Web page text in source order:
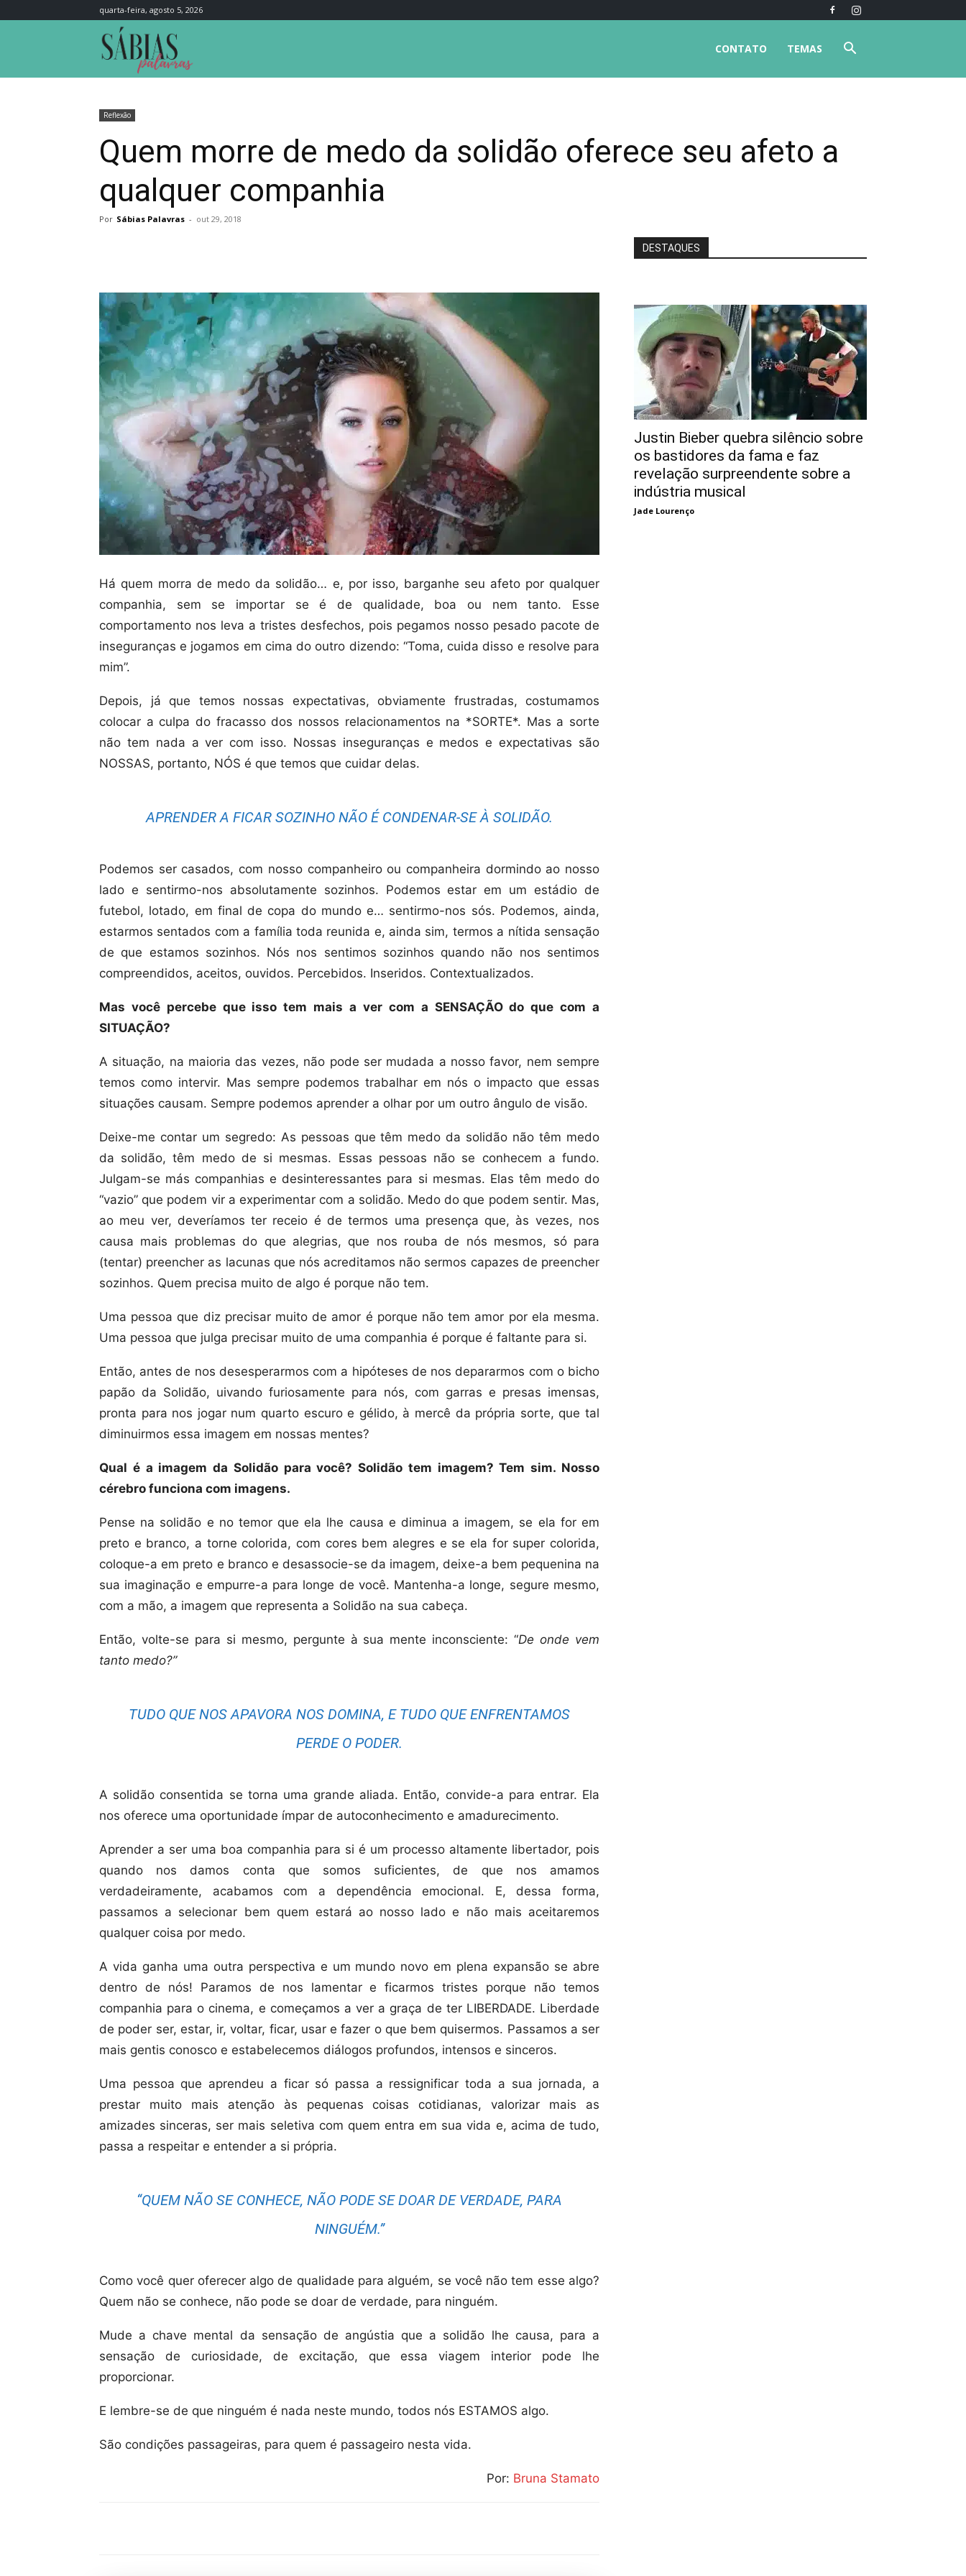
quarta-feira, agosto 5, 2026
TEMAS
CONTATO
Reflexão
Quem morre de medo da solidão oferece seu afeto a
qualquer companhia
Por Sábias Palavras - out 29, 2018
Há quem morra de medo da solidão… e, por isso, barganhe seu afeto por qualquer
companhia, sem se importar se é de qualidade, boa ou nem tanto. Esse
comportamento nos leva a tristes desfechos, pois pegamos nosso pesado pacote de
inseguranças e jogamos em cima do outro dizendo: “Toma, cuida disso e resolve para
mim”.
Depois, já que temos nossas expectativas, obviamente frustradas, costumamos
colocar a culpa do fracasso dos nossos relacionamentos na *SORTE*. Mas a sorte
não tem nada a ver com isso. Nossas inseguranças e medos e expectativas são
NOSSAS, portanto, NÓS é que temos que cuidar delas.
APRENDER A FICAR SOZINHO NÃO É CONDENAR-SE À SOLIDÃO.
Podemos ser casados, com nosso companheiro ou companheira dormindo ao nosso
lado e sentirmo-nos absolutamente sozinhos. Podemos estar em um estádio de
futebol, lotado, em final de copa do mundo e… sentirmo-nos sós. Podemos, ainda,
estarmos sentados com a família toda reunida e, ainda sim, termos a nítida sensação
de que estamos sozinhos. Nós nos sentimos sozinhos quando não nos sentimos
compreendidos, aceitos, ouvidos. Percebidos. Inseridos. Contextualizados.
Mas você percebe que isso tem mais a ver com a SENSAÇÃO do que com a
SITUAÇÃO?
A situação, na maioria das vezes, não pode ser mudada a nosso favor, nem sempre
temos como intervir. Mas sempre podemos trabalhar em nós o impacto que essas
situações causam. Sempre podemos aprender a olhar por um outro ângulo de visão.
Deixe-me contar um segredo: As pessoas que têm medo da solidão não têm medo
da solidão, têm medo de si mesmas. Essas pessoas não se conhecem a fundo.
Julgam-se más companhias e desinteressantes para si mesmas. Elas têm medo do
“vazio” que podem vir a experimentar com a solidão. Medo do que podem sentir. Mas,
ao meu ver, deveríamos ter receio é de termos uma presença que, às vezes, nos
causa mais problemas do que alegrias, que nos rouba de nós mesmos, só para
(tentar) preencher as lacunas que nós acreditamos não sermos capazes de preencher
sozinhos. Quem precisa muito de algo é porque não tem.
Uma pessoa que diz precisar muito de amor é porque não tem amor por ela mesma.
Uma pessoa que julga precisar muito de uma companhia é porque é faltante para si.
Então, antes de nos desesperarmos com a hipóteses de nos depararmos com o bicho
papão da Solidão, uivando furiosamente para nós, com garras e presas imensas,
pronta para nos jogar num quarto escuro e gélido, à mercê da própria sorte, que tal
diminuirmos essa imagem em nossas mentes?
Qual é a imagem da Solidão para você? Solidão tem imagem? Tem sim. Nosso
cérebro funciona com imagens.
Pense na solidão e no temor que ela lhe causa e diminua a imagem, se ela for em
preto e branco, a torne colorida, com cores bem alegres e se ela for super colorida,
coloque-a em preto e branco e desassocie-se da imagem, deixe-a bem pequenina na
sua imaginação e empurre-a para longe de você. Mantenha-a longe, segure mesmo,
com a mão, a imagem que representa a Solidão na sua cabeça.
Então, volte-se para si mesmo, pergunte à sua mente inconsciente: “De onde vem
tanto medo?”
TUDO QUE NOS APAVORA NOS DOMINA, E TUDO QUE ENFRENTAMOS
PERDE O PODER.
A solidão consentida se torna uma grande aliada. Então, convide-a para entrar. Ela
nos oferece uma oportunidade ímpar de autoconhecimento e amadurecimento.
Aprender a ser uma boa companhia para si é um processo altamente libertador, pois
quando nos damos conta que somos suficientes, de que nos amamos
verdadeiramente, acabamos com a dependência emocional. E, dessa forma,
passamos a selecionar bem quem estará ao nosso lado e não mais aceitaremos
qualquer coisa por medo.
A vida ganha uma outra perspectiva e um mundo novo em plena expansão se abre
dentro de nós! Paramos de nos lamentar e ficarmos tristes porque não temos
companhia para o cinema, e começamos a ver a graça de ter LIBERDADE. Liberdade
de poder ser, estar, ir, voltar, ficar, usar e fazer o que bem quisermos. Passamos a ser
mais gentis conosco e estabelecemos diálogos profundos, intensos e sinceros.
Uma pessoa que aprendeu a ficar só passa a ressignificar toda a sua jornada, a
prestar muito mais atenção às pequenas coisas cotidianas, valorizar mais as
amizades sinceras, ser mais seletiva com quem entra em sua vida e, acima de tudo,
passa a respeitar e entender a si própria.
“QUEM NÃO SE CONHECE, NÃO PODE SE DOAR DE VERDADE, PARA
NINGUÉM.”
Como você quer oferecer algo de qualidade para alguém, se você não tem esse algo?
Quem não se conhece, não pode se doar de verdade, para ninguém.
Mude a chave mental da sensação de angústia que a solidão lhe causa, para a
sensação de curiosidade, de excitação, que essa viagem interior pode lhe
proporcionar.
E lembre-se de que ninguém é nada neste mundo, todos nós ESTAMOS algo.
São condições passageiras, para quem é passageiro nesta vida.
Por: Bruna Stamato
DESTAQUES
Justin Bieber quebra silêncio sobre
os bastidores da fama e faz
revelação surpreendente sobre a
indústria musical
Jade Lourenço